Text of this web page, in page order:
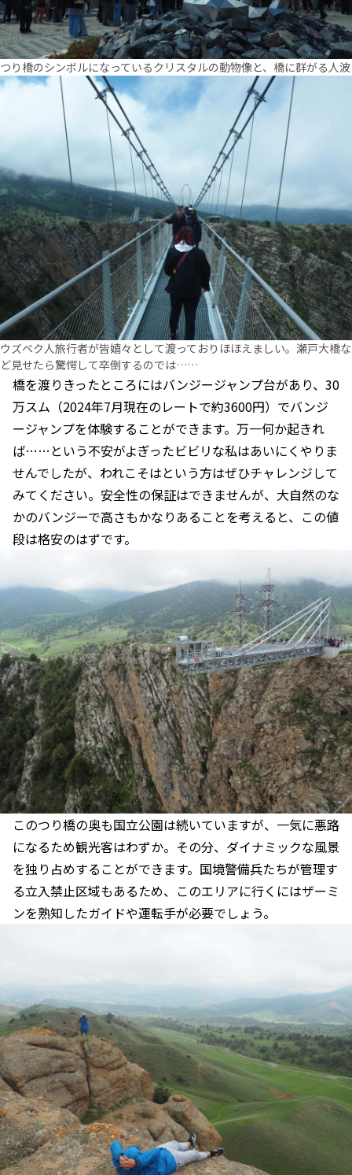
つり橋のシンボルになっているクリスタルの動物像と、橋に群がる人波
ウズベク人旅行者が皆嬉々として渡っておりほほえましい。瀬戸大橋な
ど見せたら驚愕して卒倒するのでは……
橋を渡りきったところにはバンジージャンプ台があり、30
万スム（2024年7月現在のレートで約3600円）でバンジ
ージャンプを体験することができます。万一何か起きれ
ば……という不安がよぎったビビリな私はあいにくやりま
せんでしたが、われこそはという方はぜひチャレンジして
みてください。安全性の保証はできませんが、大自然のな
かのバンジーで高さもかなりあることを考えると、この値
段は格安のはずです。
このつり橋の奥も国立公園は続いていますが、一気に悪路
になるため観光客はわずか。その分、ダイナミックな風景
を独り占めすることができます。国境警備兵たちが管理す
る立入禁止区域もあるため、このエリアに行くにはザーミ
ンを熟知したガイドや運転手が必要でしょう。